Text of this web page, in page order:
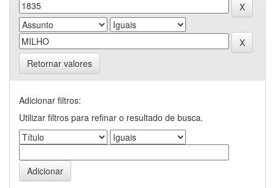
Retornar valores
Adicionar filtros:
Utilizar filtros para refinar o resultado de busca.